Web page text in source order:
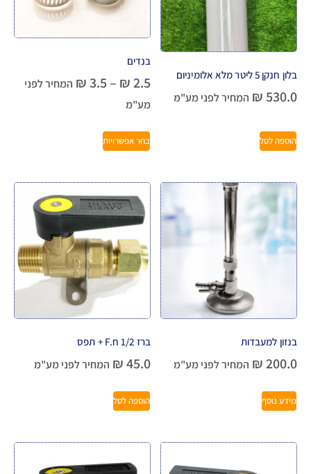
בלון חנקן 5 ליטר מלא אלומיניום
₪530.0 המחיר לפני מע"מ
הוספה לסל
בנדים
₪2.5
–
₪3.5
המחיר לפני
מע"מ
בחר אפשרויות
בנזון למעבדות
₪200.0 המחיר לפני מע"מ
מידע נוסף
ברז 1/2 ח.F + תפס
₪45.0 המחיר לפני מע"מ
הוספה לסל